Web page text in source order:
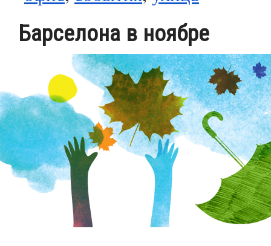
Барселона в ноябре